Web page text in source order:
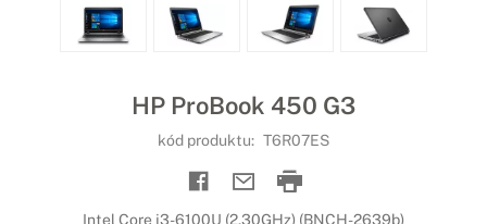
HP ProBook 450 G3
kód produktu: T6R07ES
Intel Core i3-6100U (2,30GHz) (BNCH-2639b)